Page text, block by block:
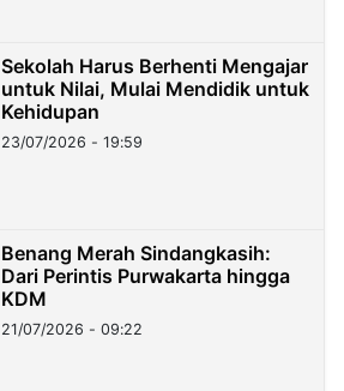
Sekolah Harus Berhenti Mengajar
untuk Nilai, Mulai Mendidik untuk
Kehidupan
23/07/2026 - 19:59
Benang Merah Sindangkasih:
Dari Perintis Purwakarta hingga
KDM
21/07/2026 - 09:22